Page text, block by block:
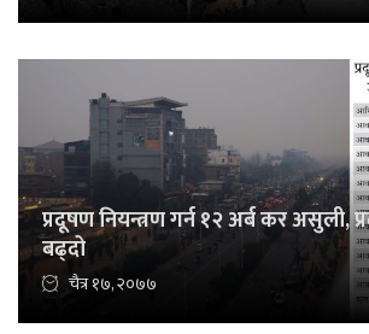
प्रदूषण नियन्त्रण गर्न १२ अर्ब कर असुली,
बढ्दो
चैत्र १७, २०७७